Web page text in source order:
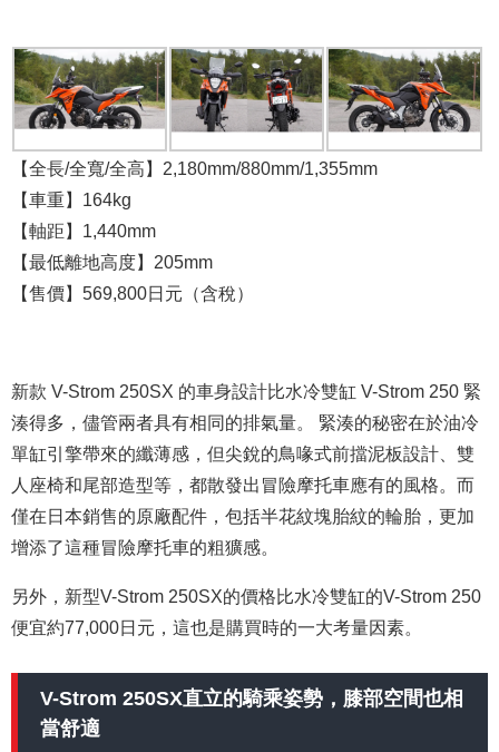
​【全長/全寬/全高】 2,180mm/880mm/1,355mm ​
【車重】 ​164kg ​
【軸距】 ​1,440mm
【最低離地高度】 205mm
【售價】 569,800日元（含稅）
新款 V-Strom 250SX 的車身設計比水冷雙缸 V-Strom 250 緊
湊得多，儘管兩者具有相同的排氣量。 緊湊的秘密在於油冷
單缸引擎帶來的纖薄感，但尖銳的鳥喙式前擋泥板設計、雙
人座椅和尾部造型等，都散發出冒險摩托車應有的風格。而
僅在日本銷售的原廠配件，包括半花紋塊胎紋的輪胎，更加
增添了這種冒險摩托車的粗獷感。
另外，新型V-Strom 250SX的價格比水冷雙缸的V-Strom 250
便宜約77,000日元， 這也是購買時的一大考量因素。
V-Strom 250SX直立的騎乘姿勢，膝部空間也相
當舒適